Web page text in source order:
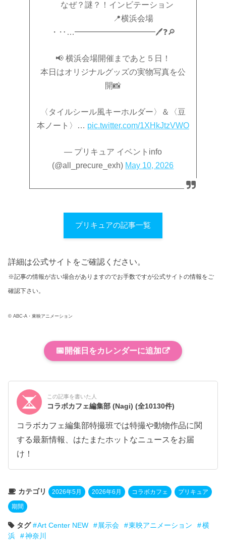
なぜ？謎？！インビテーション
📍横浜会場
・‥…━━━━━━━━━━🖊❓🔎
📢 横浜会場開催まであと５日！
本日はオリジナルグッズの実物写真を公
開📸
〈タイルシール風キーホルダー〉＆〈豆
本ノート〉… pic.twitter.com/1XHkJtzVWO
— プリキュア イベントinfo
(@all_precure_exh) May 10, 2026
プリキュアの記事一覧
詳細は公式サイトをご確認ください。
※記事の情報が古い場合がありますのでお手数ですが公式サイトの情報をご
確認下さい。
© ABC-A・東映アニメーション
📅 開催日をカレンダーに追加
この記事を書いた人
コラボカフェ編集部 (Nagi)(全10130件)
コラボカフェ編集部特撮班では特撮や動物作品に関
する最新情報、はたまたホットなニュースをお届
け！
カテゴリ 2026年5月 2026年6月 コラボカフェ プリキュア
期間
タグ Art Center NEW 展示会 東映アニメーション
横
浜
神奈川